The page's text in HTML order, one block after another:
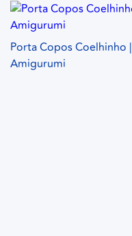
Porta Copos Coelhinho |
Amigurumi